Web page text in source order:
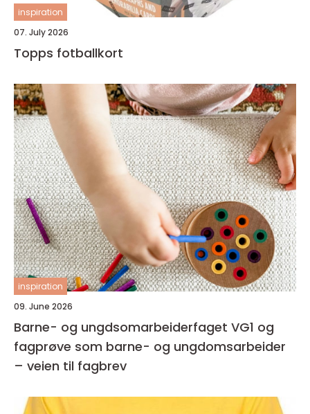
inspiration
07. July 2026
Topps fotballkort
inspiration
09. June 2026
Barne- og ungdsomarbeiderfaget VG1 og
fagprøve som barne- og ungdomsarbeider
– veien til fagbrev